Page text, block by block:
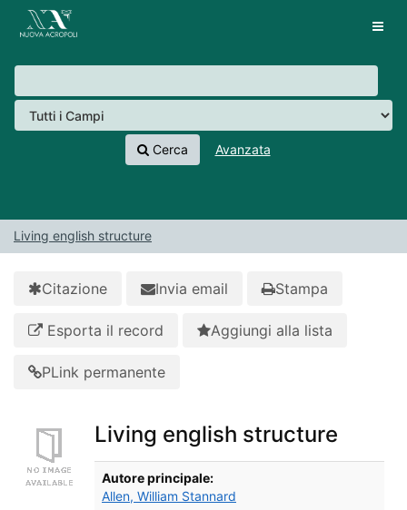
Salta al contenuto
VuFind
Cerca Avanzata
Living english structure
Citazione Invia email Stampa
Esporta il record Aggiungi alla lista
PLink permanente
Living english structure
Dettagli Bibliografici
Autore principale:
Allen, William Stannard